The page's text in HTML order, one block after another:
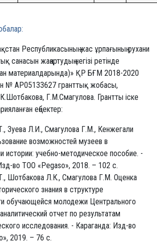
Республикасының жас ұрпағының рухани
санасын жаңартудың негізі ретінде
материалдарында)» ҚР БҒМ 2018-2020
№ AP05133627 гранттық жобасы,
Г.М.Смагулова. Грантты іске
еңбектер:
Зуева Л.И., Смагулова Г.М., Кенжегали
возможностей музеев в
истории: учебно-методическое пособие. -
во ТОО «Pegaso», 2018. – 102 с.
Шотбакова Л.К., Смагулова Г.М. Оценка
знания в структуре
обучающейся молодежи Центрального
отчет по результатам
исследования. - Караганда: Изд-во
2019. – 76 с.